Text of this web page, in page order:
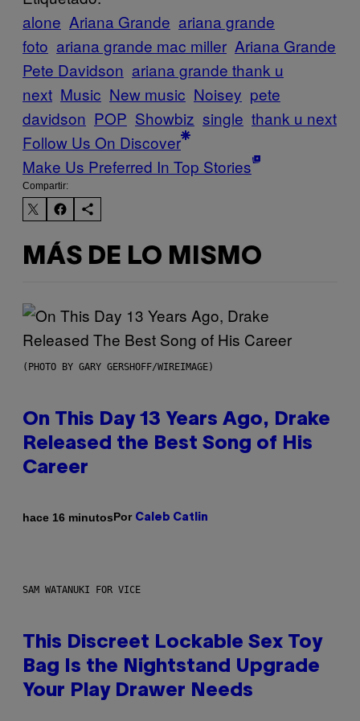
alone Ariana Grande ariana grande
foto ariana grande mac miller Ariana Grande
Pete Davidson ariana grande thank u
next Music New music Noisey pete
davidson POP Showbiz single thank u next
Follow Us On Discover
Make Us Preferred In Top Stories
Compartir:
MÁS DE LO MISMO
(PHOTO BY GARY GERSHOFF/WIREIMAGE)
On This Day 13 Years Ago, Drake
Released the Best Song of His
Career
hace 16 minutosPor Caleb Catlin
SAM WATANUKI FOR VICE
This Discreet Lockable Sex Toy
Bag Is the Nightstand Upgrade
Your Play Drawer Needs